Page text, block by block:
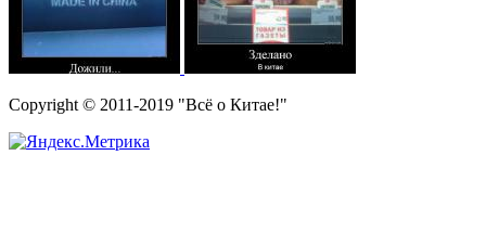
Copyright © 2011-2019 "Всё о Китае!"